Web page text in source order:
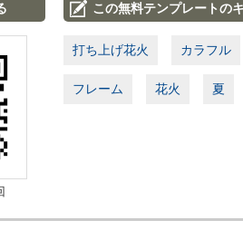
この無料テンプレートの
打ち上げ花火 カラフル
フレーム 花火 夏